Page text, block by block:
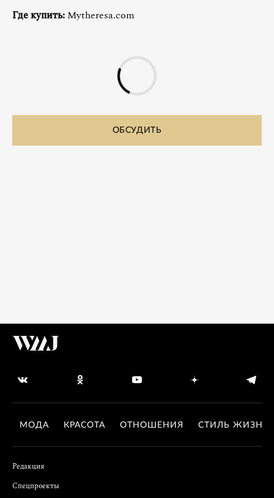
Где купить: Mytheresa.com
ОБСУДИТЬ
МОДА КРАСОТА ОТНОШЕНИЯ СТИЛЬ ЖИЗНИ
Редакция
Спецпроекты